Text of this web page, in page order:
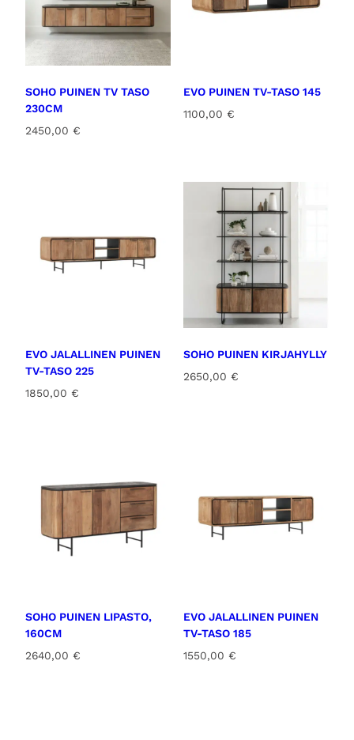
SOHO PUINEN TV TASO
230CM
2450,00 €
EVO PUINEN TV-TASO 145
1100,00 €
EVO JALALLINEN PUINEN
TV-TASO 225
1850,00 €
SOHO PUINEN KIRJAHYLLY
2650,00 €
SOHO PUINEN LIPASTO,
160CM
2640,00 €
EVO JALALLINEN PUINEN
TV-TASO 185
1550,00 €